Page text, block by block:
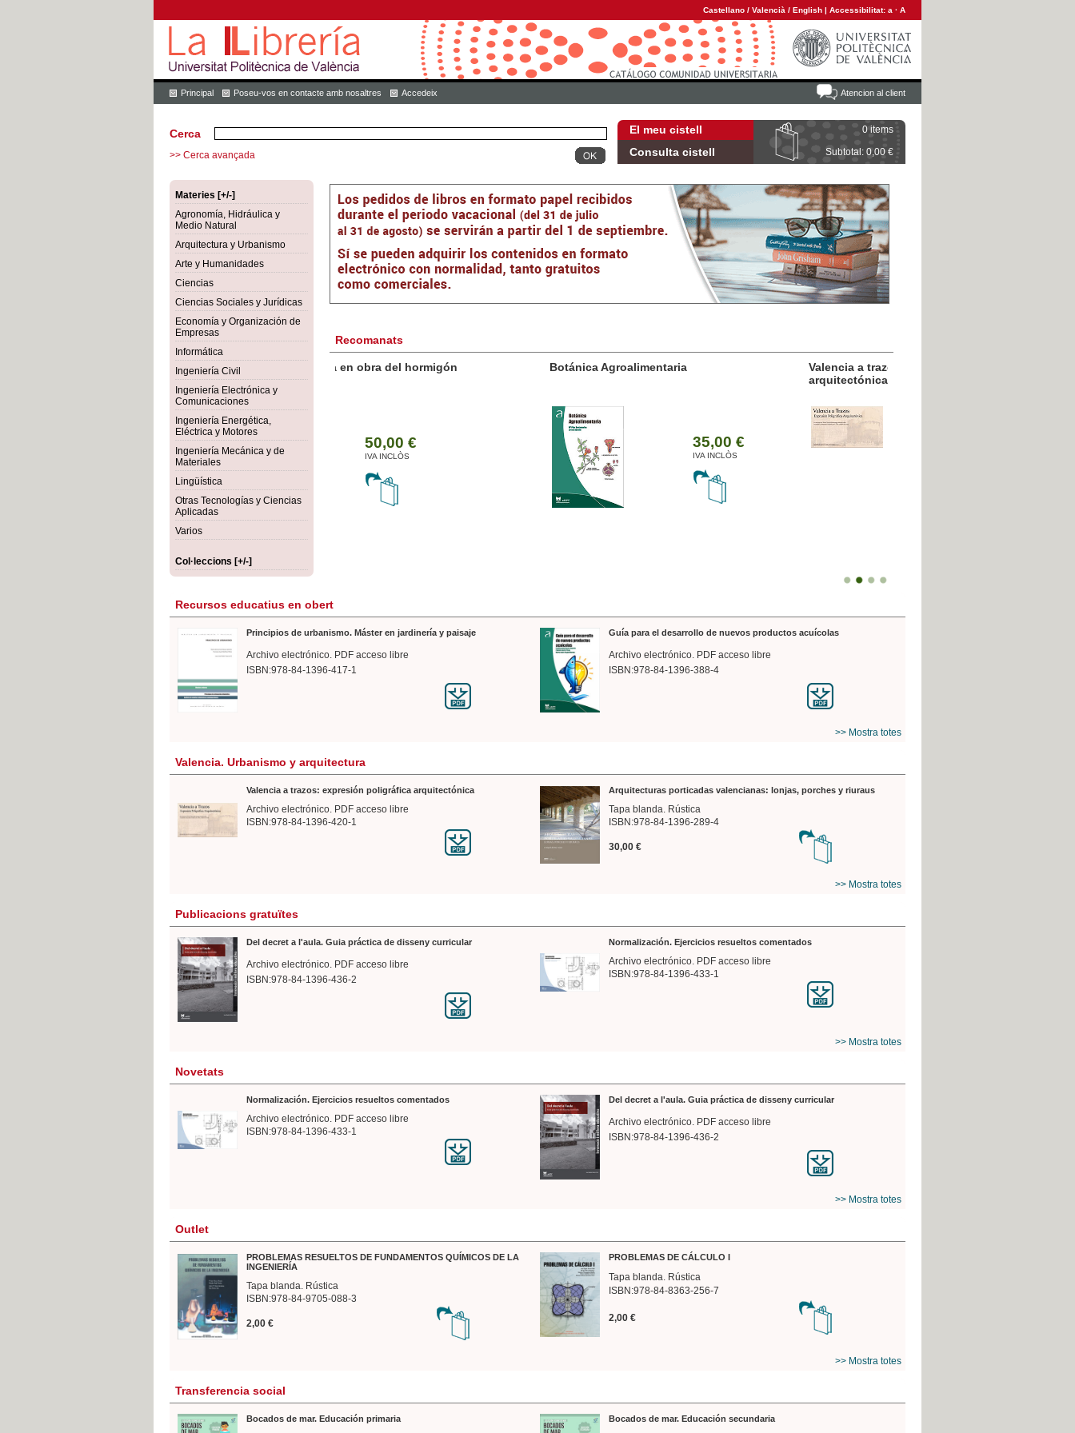
Castellano / Valencià / English | Accessibilitat: a · A
Atencion al client
Principal Poseu-vos en contacte amb nosaltres Accedeix
El meu cistell 0 items
Consulta cistell Subtotal: 0,00 €
Cerca
>> Cerca avançada
Materies [+/-]
Agronomía, Hidráulica y
Medio Natural
Arquitectura y Urbanismo
Arte y Humanidades
Ciencias
Ciencias Sociales y Jurídicas
Economía y Organización de
Empresas
Informática
Ingeniería Civil
Ingeniería Electrónica y
Comunicaciones
Ingeniería Energética,
Eléctrica y Motores
Ingeniería Mecánica y de
Materiales
Lingüística
Otras Tecnologías y Ciencias
Aplicadas
Varios
Col·leccions [+/-]
Recomanats
Botánica Agroalimentaria
Valencia a trazos: expresión poligráfica
Recursos educatius en obert
Principios de urbanismo. Máster en jardinería y paisaje
Archivo electrónico. PDF acceso libre
ISBN:978-84-1396-417-1
Guía para el desarrollo de nuevos productos acuícolas
Archivo electrónico. PDF acceso libre
ISBN:978-84-1396-388-4
>> Mostra totes
Valencia. Urbanismo y arquitectura
Valencia a trazos: expresión poligráfica arquitectónica
Archivo electrónico. PDF acceso libre
ISBN:978-84-1396-420-1
Arquitecturas porticadas valencianas: lonjas, porches y riuraus
Tapa blanda. Rústica
ISBN:978-84-1396-289-4
30,00 €
>> Mostra totes
Publicacions gratuïtes
Del decret a l'aula. Guia práctica de disseny curricular
Archivo electrónico. PDF acceso libre
ISBN:978-84-1396-436-2
Normalización. Ejercicios resueltos comentados
Archivo electrónico. PDF acceso libre
ISBN:978-84-1396-433-1
>> Mostra totes
Novetats
Normalización. Ejercicios resueltos comentados
Archivo electrónico. PDF acceso libre
ISBN:978-84-1396-433-1
Del decret a l'aula. Guia práctica de disseny curricular
Archivo electrónico. PDF acceso libre
ISBN:978-84-1396-436-2
>> Mostra totes
Outlet
PROBLEMAS RESUELTOS DE FUNDAMENTOS QUÍMICOS DE LA
INGENIERÍA
Tapa blanda. Rústica
ISBN:978-84-9705-088-3
2,00 €
PROBLEMAS DE CÁLCULO I
Tapa blanda. Rústica
ISBN:978-84-8363-256-7
2,00 €
>> Mostra totes
Transferencia social
Bocados de mar. Educación primaria Bocados de mar. Educación secundaria